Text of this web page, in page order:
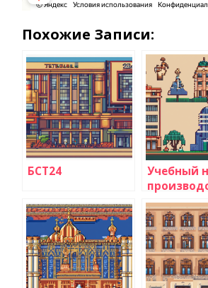
Похожие Записи:
БСТ24
Учебный
центр